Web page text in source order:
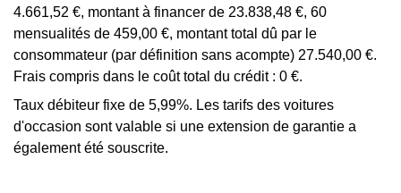
4.661,52 €, montant à financer de 23.838,48 €, 60
mensualités de 459,00 €, montant total dû par le
consommateur (par définition sans acompte) 27.540,00 €.
Frais compris dans le coût total du crédit : 0 €.
Taux débiteur fixe de 5,99%. Les tarifs des voitures
d'occasion sont valable si une extension de garantie a
également été souscrite.